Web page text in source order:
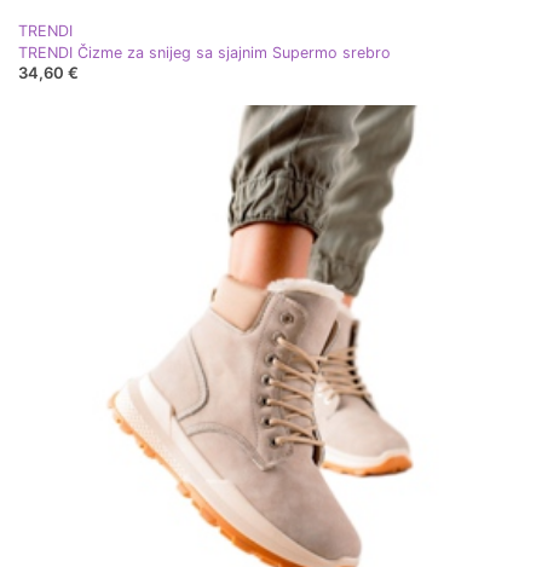
TRENDI
TRENDI Čizme za snijeg sa sjajnim Supermo srebro
34,60 €